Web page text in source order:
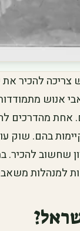
צריכה להכיר
אנוש
אחת מהדרכים
בהם. שוק
שחשוב
למנהלות